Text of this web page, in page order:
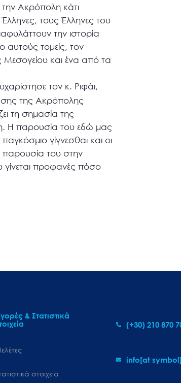
Ακρόπολη κάτι
Έλληνες, τους Έλληνες του
την ιστορία
αυτούς τομείς, τον
Μεσογείου και ένα από τα
τον κ. Ριφάι,
της Ακρόπολης
τη σημασία της
Η παρουσία του εδώ μας
γίγνεσθαι και οι
παρουσία του στην
γίνεται προφανές πόσο
& Στατιστικά
στοιχεία
(+30) 210 870
info[at